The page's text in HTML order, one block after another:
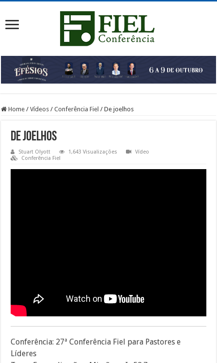
Home / Vídeos / Conferência Fiel / De joelhos
De joelhos
Stuart Olyott 1,643 Visualizações
Vídeo
Conferência Fiel
Conferência: 27ª Conferência Fiel para Pastores e
Líderes